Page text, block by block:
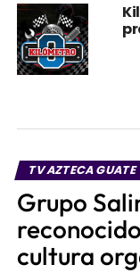
TV AZTECA GUATE
Grupo
cultura